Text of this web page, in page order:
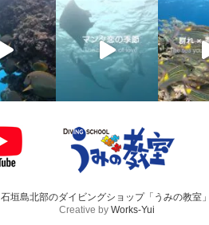
石垣島北部のダイビングショップ「うみの教室
Creative by Works-Yui